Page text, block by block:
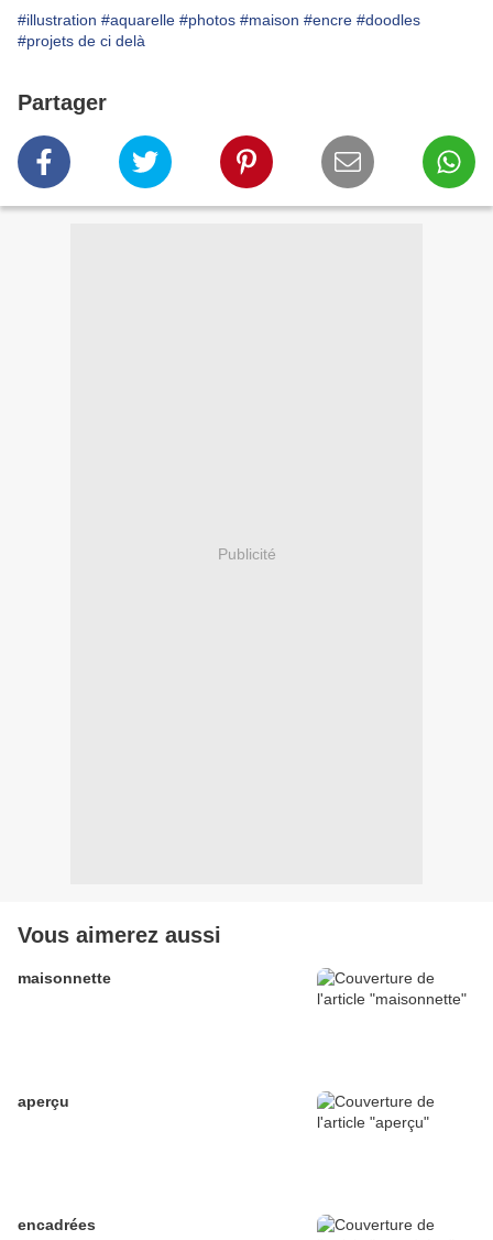
#illustration #aquarelle #photos #maison #encre #doodles
#projets de ci delà
Partager
Publicité
Vous aimerez aussi
maisonnette
aperçu
encadrées